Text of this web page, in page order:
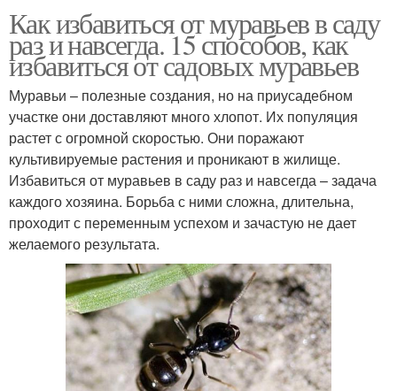
Как избавиться от муравьев в саду
раз и навсегда. 15 способов, как
избавиться от садовых муравьев
Муравьи – полезные создания, но на приусадебном
участке они доставляют много хлопот. Их популяция
растет с огромной скоростью. Они поражают
культивируемые растения и проникают в жилище.
Избавиться от муравьев в саду раз и навсегда – задача
каждого хозяина. Борьба с ними сложна, длительна,
проходит с переменным успехом и зачастую не дает
желаемого результата.